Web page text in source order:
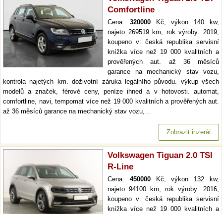
Comfortline
Cena: 320000Kč, výkon 140 kw,
najeto 269519 km, rok výroby: 2019,
koupeno v: česká republika servisní
knížka více než 19 000 kvalitních a
prověřených aut. až 36 měsíců
garance na mechanický stav vozu,
kontrola najetých km. doživotní záruka legálního původu. výkup všech
modelů a značek, férové ceny, peníze ihned a v hotovosti. automat,
comfortline, navi, tempomat více než 19 000 kvalitních a prověřených aut.
až 36 měsíců garance na mechanický stav vozu,…
Zobrazit inzerát
Volkswagen Tiguan 2.0 TSI
R-Line
Cena: 450000Kč, výkon 132 kw,
najeto 94100 km, rok výroby: 2016,
koupeno v: česká republika servisní
knížka více než 19 000 kvalitních a